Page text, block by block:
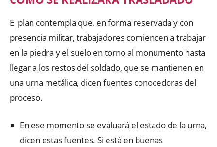
El plan contempla que, en forma reservada y con
presencia militar, trabajadores comiencen a trabajar
en la piedra y el suelo en torno al monumento hasta
llegar a los restos del soldado, que se mantienen en
una urna metálica, dicen fuentes conocedoras del
proceso.
En ese momento se evaluará el estado de la urna,
dicen estas fuentes. Si está en buenas